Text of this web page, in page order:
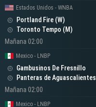
Estados Unidos - WNBA
Portland Fire (W)
Toronto Tempo (M)
Mañana 02:00
Mexico - LNBP
Gambusinos De Fresnillo
Panteras de Aguascalientes
Mañana 02:00
Mexico - LNBP